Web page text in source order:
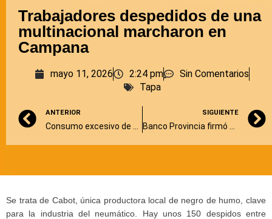
Trabajadores despedidos de una
multinacional marcharon en
Campana
mayo 11, 2026 2:24 pm
Sin Comentarios
Tapa
ANTERIOR SIGUIENTE
Se trata de Cabot, única productora local de negro de humo, clave
para la industria del neumático. Hay unos 150 despidos entre